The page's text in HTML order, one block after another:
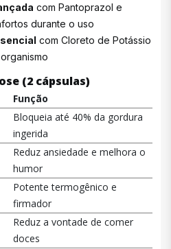
com Pantoprazol e
durante o uso
com Cloreto de Potássio
(2 cápsulas)
Função
Bloqueia até 40% da gordura
ingerida
Reduz ansiedade e melhora o
humor
Potente termogênico e
firmador
Reduz a vontade de comer
doces